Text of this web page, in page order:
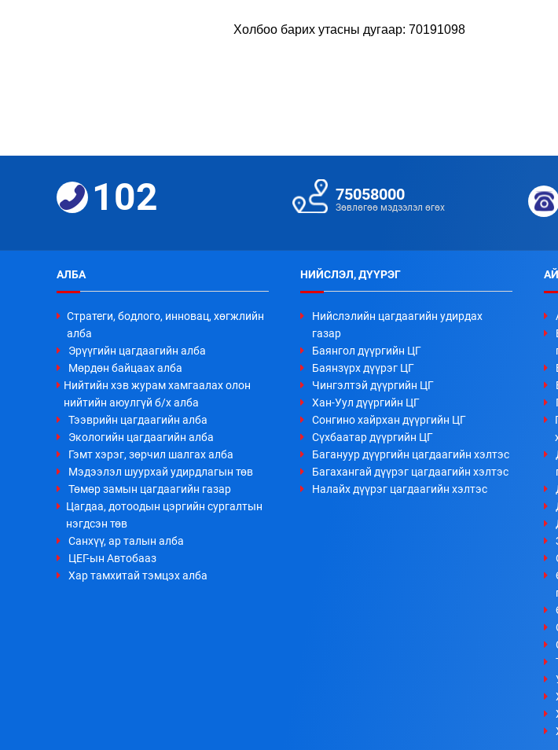
Холбоо барих утасны дугаар: 70191098
102 75058000
Зөвлөгөө мэдээлэл өгөх
АЛБА
Стратеги, бодлого, инновац, хөгжлийн
алба
Эрүүгийн цагдаагийн алба
Мөрдөн байцаах алба
Нийтийн хэв журам хамгаалах олон
нийтийн аюулгүй б/х алба
Тээврийн цагдаагийн алба
Экологийн цагдаагийн алба
Гэмт хэрэг, зөрчил шалгах алба
Мэдээлэл шуурхай удирдлагын төв
Төмөр замын цагдаагийн газар
Цагдаа, дотоодын цэргийн сургалтын
нэгдсэн төв
Санхүү, ар талын алба
ЦЕГ-ын Автобааз
Хар тамхитай тэмцэх алба
НИЙСЛЭЛ, ДҮҮРЭГ
Нийслэлийн цагдаагийн удирдах
газар
Баянгол дүүргийн ЦГ
Баянзүрх дүүрэг ЦГ
Чингэлтэй дүүргийн ЦГ
Хан-Уул дүүргийн ЦГ
Сонгино хайрхан дүүргийн ЦГ
Сүхбаатар дүүргийн ЦГ
Багануур дүүргийн цагдаагийн хэлтэс
Багахангай дүүрэг цагдаагийн хэлтэс
Налайх дүүрэг цагдаагийн хэлтэс